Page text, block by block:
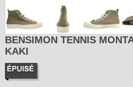
BENSIMON TENNIS
KAKI